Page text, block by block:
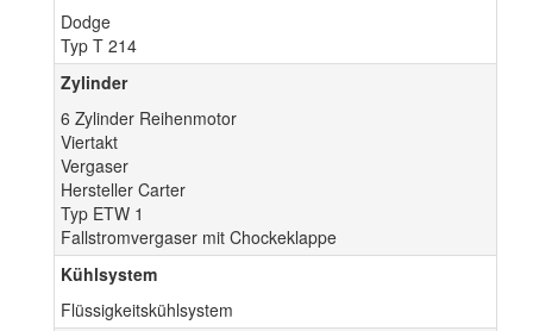
Dodge
Typ T 214
Zylinder
6 Zylinder Reihenmotor
Viertakt
Vergaser
Hersteller Carter
Typ ETW 1
Fallstromvergaser mit Chockeklappe
Kühlsystem
Flüssigkeitskühlsystem